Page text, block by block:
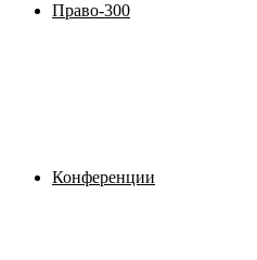
Право-300
Конференции